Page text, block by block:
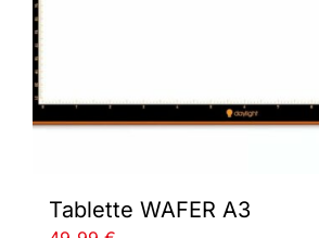
Tablette WAFER A3